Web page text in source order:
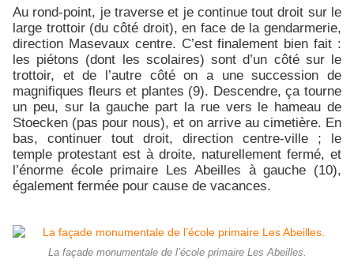
Au rond-point, je traverse et je continue tout droit sur le
large trottoir (du côté droit), en face de la gendarmerie,
direction Masevaux centre. C’est finalement bien fait :
les piétons (dont les scolaires) sont d’un côté sur le
trottoir, et de l’autre côté on a une succession de
magnifiques fleurs et plantes (9). Descendre, ça tourne
un peu, sur la gauche part la rue vers le hameau de
Stoecken (pas pour nous), et on arrive au cimetière. En
bas, continuer tout droit, direction centre-ville ; le
temple protestant est à droite, naturellement fermé, et
l’énorme école primaire Les Abeilles à gauche (10),
également fermée pour cause de vacances.
La façade monumentale de l’école primaire Les Abeilles.